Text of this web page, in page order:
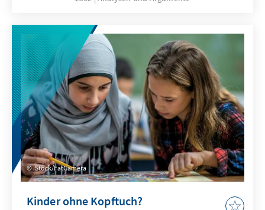
ergeben sich für die Herausforderungen in der
Ukraine? Welche Bedeutung hat das Projekt
für das transatlantische Verhältnis und die
Beziehungen zu Russland? Auf diese Fragen
gibt die Publikation Antworten.
iStock/FatCamera
Kinder ohne Kopftuch?